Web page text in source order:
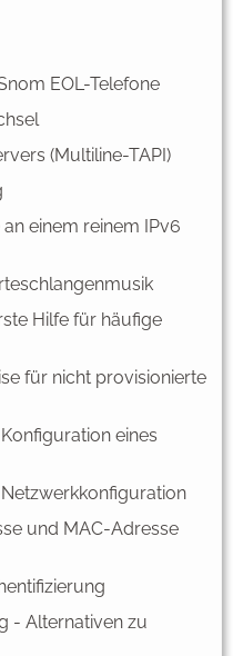
EOL-Telefone
(Multiline-TAPI)
einem reinem IPv6
Hilfe für häufige
für nicht provisionierte
eines
und MAC-Adresse
- Alternativen zu